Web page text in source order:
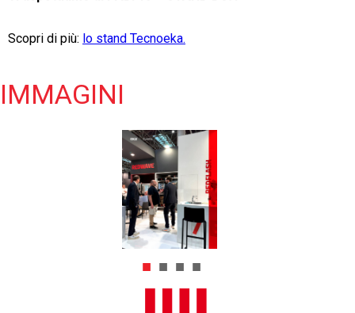
Scopri di più: lo stand Tecnoeka.
IMMAGINI